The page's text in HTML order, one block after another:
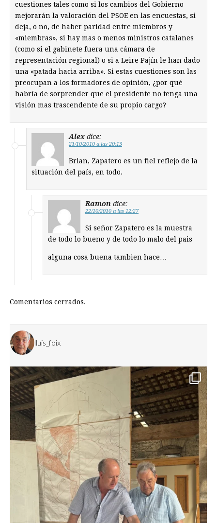
cuestiones tales como si los cambios del Gobierno
mejorarán la valoración del PSOE en las encuestas, si
deja, o no, de haber paridad entre miembros y
«miembras», si hay mas o menos ministros catalanes
(como si el gabinete fuera una cámara de
representación regional) o si a Leire Pajín le han dado
una «patada hacia arriba». Si estas cuestiones son las
preocupan a los formadores de opinión, ¿por qué
habría de sorprender que el presidente no tenga una
visión mas trascendente de su propio cargo?
Alex dice:
21/10/2010 a las 20:13
Brian, Zapatero es un fiel reflejo de la
situación del país, en todo.
Ramon dice:
22/10/2010 a las 12:27
Si señor Zapatero es la muestra
de todo lo bueno y de todo lo malo del pais
alguna cosa buena tambien hace…
Comentarios cerrados.
lluis_foix